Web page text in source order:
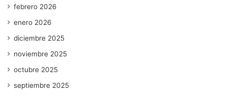
febrero 2026
enero 2026
diciembre 2025
noviembre 2025
octubre 2025
septiembre 2025